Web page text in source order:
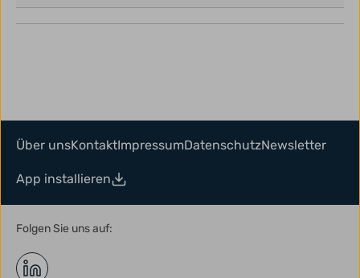
Über unsKontaktImpressumDatenschutzNewsletter
App installieren
Folgen Sie uns auf: